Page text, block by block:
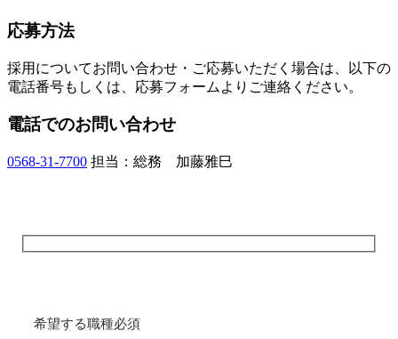
応募方法
採用についてお問い合わせ・ご応募いただく場合は、以下の
電話番号もしくは、応募フォームよりご連絡ください。
電話でのお問い合わせ
0568-31-7700 担当：総務 加藤雅巳
希望する職種必須